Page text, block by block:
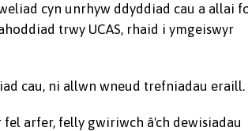
cyn unrhyw ddyddiad cau a allai
trwy UCAS, rhaid i ymgeiswyr
cau, ni allwn wneud trefniadau eraill.
arfer, felly gwiriwch â'ch dewisiadau